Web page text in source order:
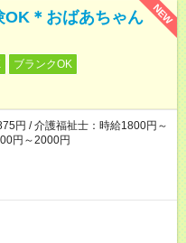
NEW
＊おばあちゃん
ブランクOK
円 / 介護福祉士：時給1800円～
円～2000円